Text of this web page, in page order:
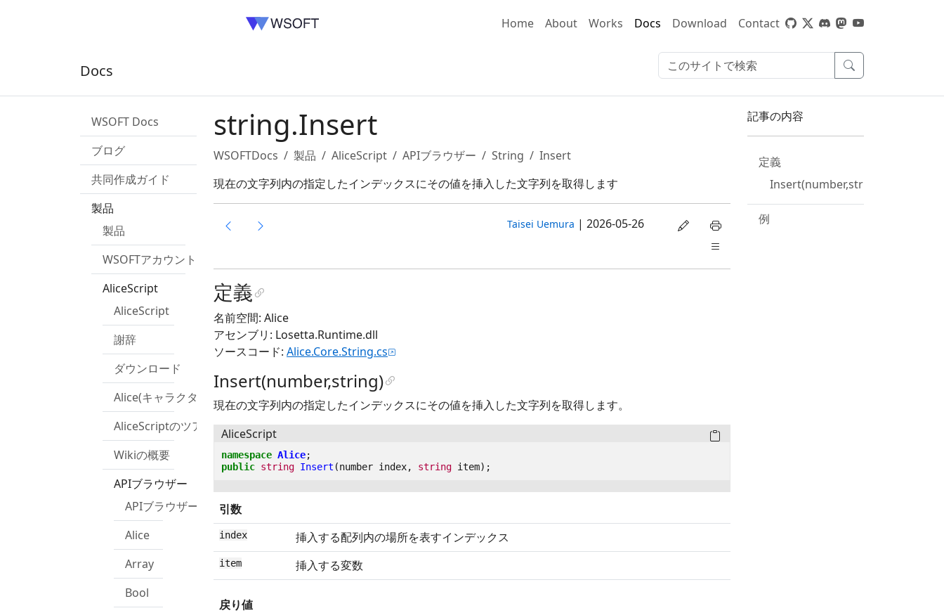
Home About Works Docs Download Contact
Docs
WSOFT Docs
ブログ
共同作成ガイド
製品
製品
WSOFTアカウント
AliceScript
AliceScript
謝辞
ダウンロード
Alice(キャラクター)
AliceScriptのツアー
Wikiの概要
APIブラウザー
APIブラウザー
Alice
Array
Bool
記事の内容
定義
Insert(number,string)
例
string.Insert
WSOFTDocs 製品 AliceScript APIブラウザー String
Insert
現在の文字列内の指定したインデックスにその値を挿入した文字列を取得します
Taisei Uemura | 2026-05-26
定義
名前空間: Alice
アセンブリ: Losetta.Runtime.dll
ソースコード: Alice.Core.String.cs
Insert(number,string)
現在の文字列内の指定したインデックスにその値を挿入した文字列を取得します。
AliceScript
namespace Alice;
public string Insert (number index, string item);
引数
index 挿入する配列内の場所を表すインデックス
item 挿入する変数
戻り値